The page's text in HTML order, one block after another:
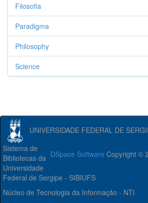
Filosofia
Paradigma
Philosophy
Science
UNIVERSIDADE FEDERAL DE
DSpace Software Copyright ©
Sistema de
Bibliotecas da
Universidade
Federal de Sergipe - SIBIUFS
Núcleo de Tecnologia da Informação - NTI